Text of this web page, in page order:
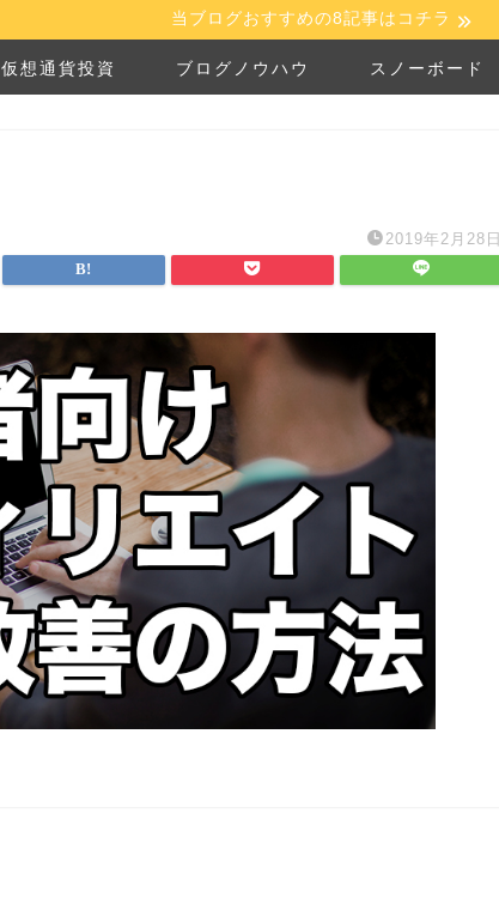
当ブログおすすめの8記事はコチラ
仮想通貨投資 ブログノウハウ スノーボード
2019年2月28日